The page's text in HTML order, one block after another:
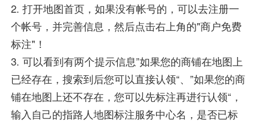
2. 打开地图首页，如果没有帐号的，可以去注册一
个帐号，并完善信息，然后点击右上角的"商户免费
标注"！
3. 可以看到有两个提示信息”如果您的商铺在地图上
已经存在，搜索到后您可以直接认领“、”如果您的商
铺在地图上还不存在，您可以先标注再进行认领“，
输入自己的指路人地图标注服务中心名，是否已标